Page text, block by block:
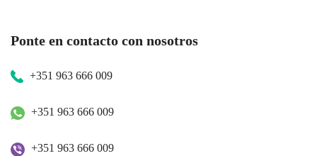
Ponte en contacto con nosotros
+351 963 666 009
+351 963 666 009
+351 963 666 009